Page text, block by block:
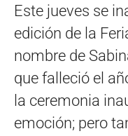
Este jueves se
edición de la
nombre de
que falleció el
la ceremonia
emoción; pero